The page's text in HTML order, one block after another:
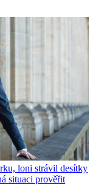
loni strávil desítky
situaci prověřit